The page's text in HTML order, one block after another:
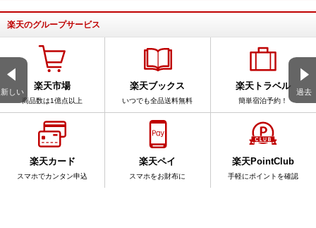
新しい 過去
楽天のグループサービス
楽天市場
商品数は1億点以上
楽天ブックス
いつでも全品送料無料
楽天トラベル
簡単宿泊予約！
楽天カード
スマホでカンタン申込
楽天ペイ
スマホをお財布に
楽天PointClub
手軽にポイントを確認